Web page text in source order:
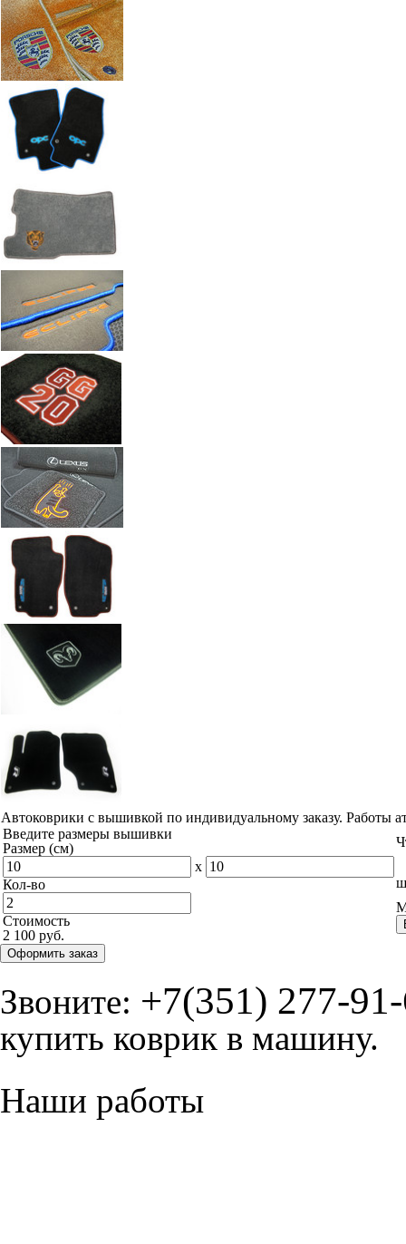
Автоковрики с вышивкой по индивидуальному заказу. Работы
Введите размеры вышивки
Размер (см)
x
Кол-во
Стоимость
2 100 руб.
Оформить заказ
Звоните: +7(351) 277-
купить коврик в машину.
Наши работы